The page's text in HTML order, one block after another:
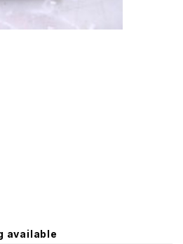
available